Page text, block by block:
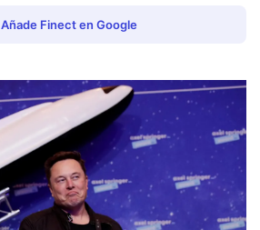
Añade Finect en Google